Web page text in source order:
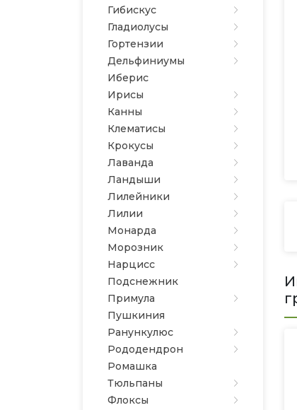
Гибискус
Гладиолусы
Гортензии
Дельфиниумы
Иберис
Ирисы
Канны
Клематисы
Крокусы
Лаванда
Ландыши
Лилейники
Лилии
Монарда
Морозник
Нарцисс
Подснежник
Примула
Пушкиния
Ранункулюс
Рододендрон
Ромашка
Тюльпаны
Флоксы